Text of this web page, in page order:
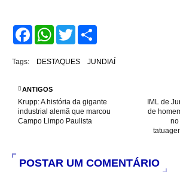
F
a
e
o
W
h
t
p
T
w
t
r
Tags: DESTAQUES JUNDIAÍ
IML de
de
no
ANTIGOS
Krupp: A história da gigante
industrial alemã que marcou
Campo Limpo Paulista
POSTAR UM COMENTÁRIO